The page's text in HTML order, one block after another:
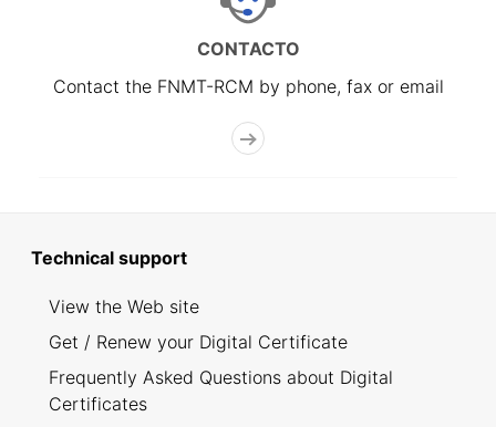
CONTACTO
Contact the FNMT-RCM by phone, fax or email
Technical support
View the Web site
Get / Renew your Digital Certificate
Frequently Asked Questions about Digital
Certificates